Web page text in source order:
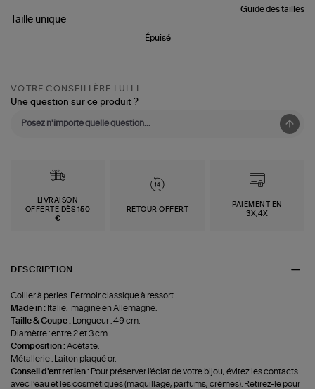
Black
Guide des tailles
Taille unique
Épuisé
VOTRE CONSEILLÈRE LULLI
Une question sur ce produit ?
LIVRAISON
OFFERTE DÈS 150
€
RETOUR OFFERT
PAIEMENT EN
3X,4X
DESCRIPTION
Collier à perles. Fermoir classique à ressort.
Made in : Italie. Imaginé en Allemagne.
Taille & Coupe :
Longueur : 49 cm.
Diamètre : entre 2 et 3 cm.
Composition :Acétate.
Métallerie : Laiton plaqué or.
Conseil d'entretien : Pour préserver l'éclat de votre bijou, évitez les contacts
avec l’eau et les cosmétiques (maquillage, parfums, crèmes). Retirez-le pour